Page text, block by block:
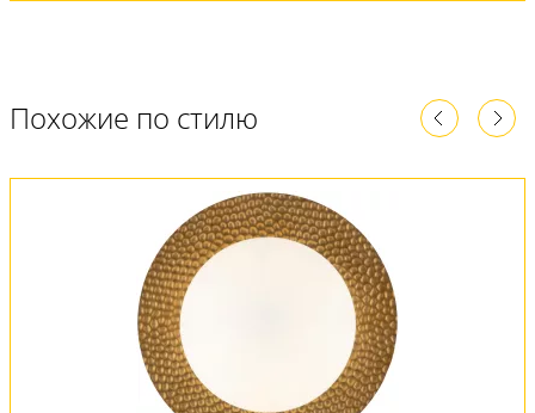
Похожие по стилю